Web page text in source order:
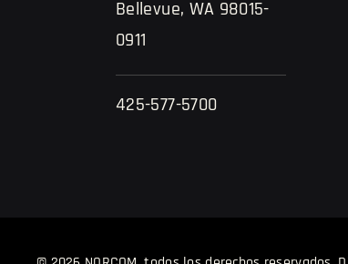
Bellevue, WA 98015-
0911
425-577-5700